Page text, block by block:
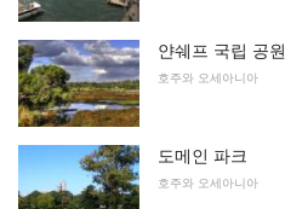
얀쉐프 국립 공원
호주와 오세아니아
도메인 파크
호주와 오세아니아